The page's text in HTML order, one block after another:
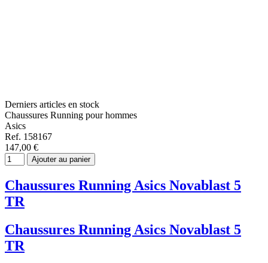
Derniers articles en stock
Chaussures Running pour hommes
Asics
Ref. 158167
147,00 €
Ajouter au panier
Chaussures Running Asics Novablast 5
TR
Chaussures Running Asics Novablast 5
TR